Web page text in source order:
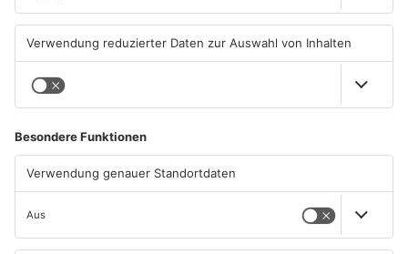
Kliniken im Primaveraland
melden mehr Patienten
durch Hitze
04.08.2026, 07:50 UHR IN
PRIMAVERALAND
Schüsse in Langenselbold,
Gelnhausen, Linsengericht
und Miltenberg